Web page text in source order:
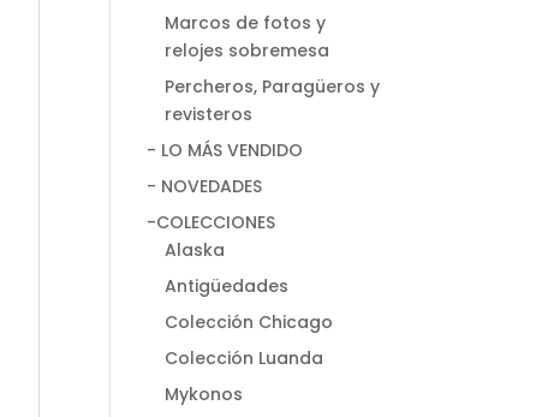
Marcos de fotos y
relojes sobremesa
Percheros, Paragüeros y
revisteros
- LO MÁS VENDIDO
- NOVEDADES
-COLECCIONES
Alaska
Antigüedades
Colección Chicago
Colección Luanda
Mykonos